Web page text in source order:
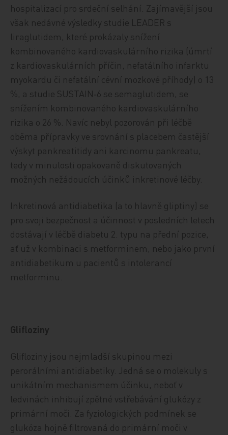
hospitalizací pro srdeční selhání. Zajímavější jsou
však nedávné výsledky studie LEADER s
liraglutidem, které prokázaly snížení
kombinovaného kardiovaskulárního rizika (úmrtí
z kardiovaskulárních příčin, nefatálního infarktu
myokardu či nefatální cévní mozkové příhody) o 13
%, a studie SUSTAIN‑6 se semaglutidem, se
snížením kombinovaného kardiovaskulárního
rizika o 26 %. Navíc nebyl pozorován při léčbě
oběma přípravky ve srovnání s placebem častější
výskyt pankreatitidy ani karcinomu pankreatu,
tedy v minulosti opakovaně diskutovaných
možných nežádoucích účinků inkretinové léčby.
Inkretinová antidiabetika (a to hlavně gliptiny) se
pro svoji bezpečnost a účinnost v posledních letech
dostávají v léčbě diabetu 2. typu na přední pozice,
ať už v kombinaci s metforminem, nebo jako první
antidiabetikum u pacientů s intolerancí
metforminu.
Glifloziny
Glifloziny jsou nejmladší skupinou mezi
perorálními antidiabetiky. Jedná se o molekuly s
unikátním mechanismem účinku, neboť v
ledvinách inhibují zpětné vstřebávání glukózy z
primární moči. Za fyziologických podmínek se
glukóza hojně filtrovaná do primární moči v